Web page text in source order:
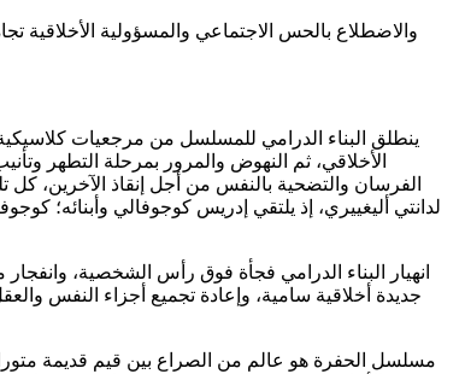
والاضطلاع بالحس الاجتماعي والمسؤولية الأخلاقية
ينطلق البناء الدرامي للمسلسل من مرجعيات
الأخلاقي، ثم النهوض والمرور بمرحلة التطهر
الفرسان والتضحية بالنفس من أجل إنقاذ الآخرين،
لدانتي أليغييري، إذ يلتقي إدريس كوجوفالي
انهيار البناء الدرامي فجأة فوق رأس الشخصية،
جديدة أخلاقية سامية، وإعادة تجميع أجزاء النفس
مسلسل الحفرة هو عالم من الصراع بين قيم قديمة